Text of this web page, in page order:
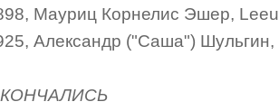
Мауриц Корнелис Эшер,
Александр ("Саша") Шульгин,